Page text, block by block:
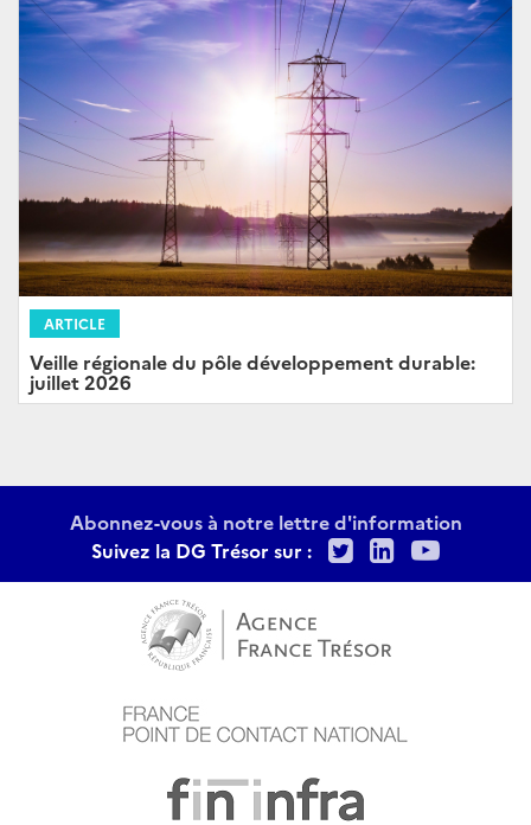
ARTICLE
Veille régionale du pôle développement durable:
juillet 2026
Abonnez-vous à notre lettre d'information
Suivez la DG Trésor sur :
TwitterLinkedIn